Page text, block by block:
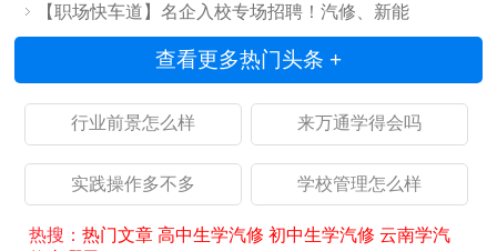
【职场快车道】名企入校专场招聘！汽修、新能
查看更多热门头条 +
行业前景怎么样 来万通学得会吗
实践操作多不多 学校管理怎么样
热搜：热门文章 高中生学汽修 初中生学汽修 云南学汽